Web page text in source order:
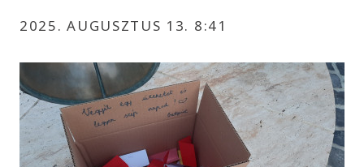
2025. AUGUSZTUS 13. 8:41